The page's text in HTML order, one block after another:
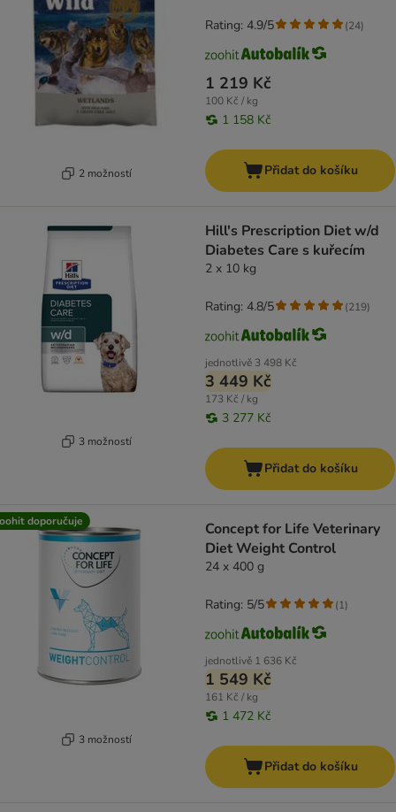
2 možností
1 219 Kč
100 Kč / kg
1 158 Kč
Rating: 4.9/5 (24)
Přidat do košíku
3 možností
Hill's Prescription Diet w/d
Diabetes Care s kuřecím
2 x 10 kg
jednotlivě 3 498 Kč
3 449 Kč
173 Kč / kg
3 277 Kč
Rating: 4.8/5 (219)
Přidat do košíku
doporučuje
3 možností
Concept for Life Veterinary
Diet Weight Control
24 x 400 g
jednotlivě 1 636 Kč
1 549 Kč
161 Kč / kg
1 472 Kč
Rating: 5/5 (1)
Přidat do košíku